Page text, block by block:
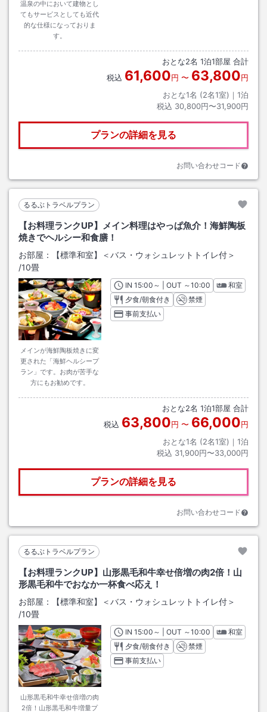
温泉の中において建物とし
てもサービスとしても近代
的な仕様になっておりま
す。
おとな2名 1泊1部屋 合計
税込 61,600円 〜 63,800円
おとな1名 (2名1室)｜ 1泊
税込 30,800円〜31,900円
プランの詳細を見る
お問い合わせコード
るるぶトラベルプラン
【お料理ランクUP】メイン料理はやっぱ魚介！海鮮陶板
焼きでヘルシー和食膳！
お部屋：
【標準和室】＜バス・ウォシュレットトイレ付＞
/10畳
メインが海鮮陶板焼きに変
更された「海鮮ヘルシープ
ラン」です。お肉が苦手な
方にもお勧めです。
INチェックイン
15:00 ～ | OUT チェックアウト
～10:00
和室
夕食/朝食付き
禁煙
事前支払い
おとな2名 1泊1部屋 合計
税込 63,800円 〜 66,000円
おとな1名 (2名1室)｜ 1泊
税込 31,900円〜33,000円
プランの詳細を見る
お問い合わせコード
るるぶトラベルプラン
【お料理ランクUP】山形黒毛和牛幸せ倍増の肉2倍！山
形黒毛和牛でおなか一杯食べ応え！
お部屋：
【標準和室】＜バス・ウォシュレットトイレ付＞
/10畳
山形黒毛和牛幸せ倍増の肉
2倍！山形黒毛和牛増量プ
INチェックイン
15:00 ～ | OUT チェックアウト
～10:00
和室
夕食/朝食付き
禁煙
事前支払い